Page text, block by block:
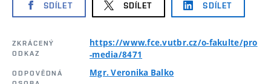
SDÍLET SDÍLET SDÍLET
ZKRÁCENÝ
ODKAZ
https://www.fce.vutbr.cz/o-fakulte/pro
-media/8471
ODPOVĚDNÁ
Mgr. Veronika Balko